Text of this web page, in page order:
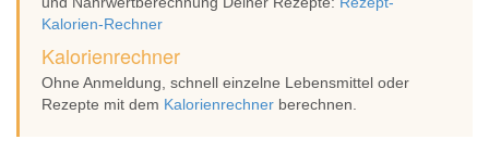
Kalorien-Rechner
Kalorienrechner
Ohne Anmeldung, schnell einzelne Lebensmittel oder
Rezepte mit dem Kalorienrechner berechnen.